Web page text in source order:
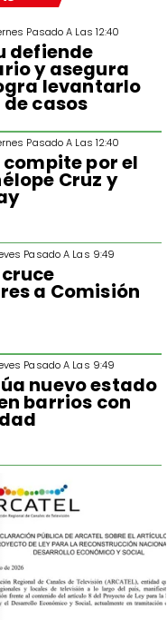
Pasado A Las 12:40
defiende
y asegura
levantarlo
casos
Pasado A Las 12:40
por el
Cruz y
Pasado A Las 9:49
a Comisión
Pasado A Las 9:49
nuevo estado
barrios con